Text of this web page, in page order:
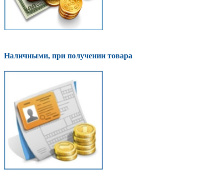
Наличными, при получении товара